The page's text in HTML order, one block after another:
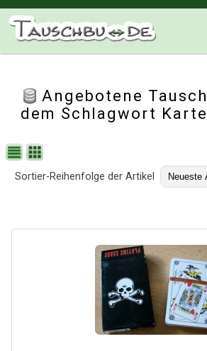
Angebotene
dem Schlagwort
Sortier-Reihenfolge der Artikel